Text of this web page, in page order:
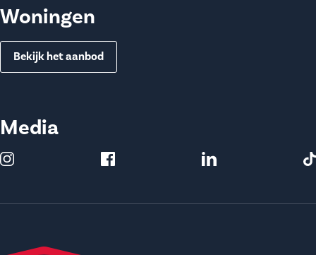
Woningen
Bekijk het aanbod
Media